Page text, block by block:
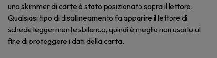
uno skimmer di carte è stato posizionato sopra il lettore.
Qualsiasi tipo di disallineamento fa apparire il lettore di
schede leggermente sbilenco, quindi è meglio non usarlo al
fine di proteggere i dati della carta.